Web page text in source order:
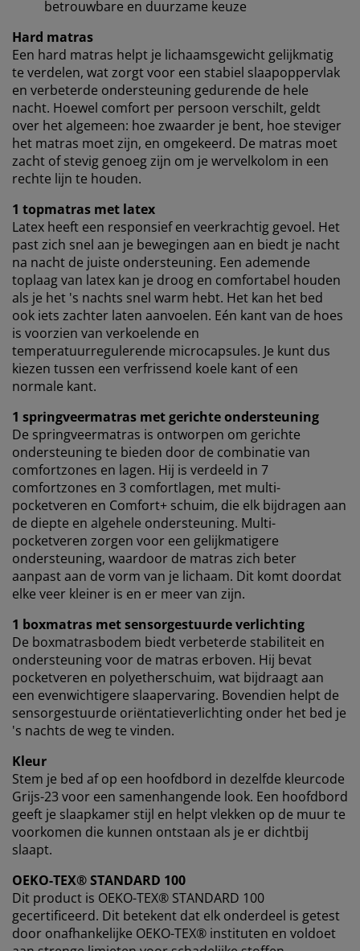
betrouwbare en duurzame keuze
Hard matras
Een hard matras helpt je ​​lichaamsgewicht gelijkmatig
te verdelen, wat zorgt voor een stabiel slaapoppervlak
en verbeterde ondersteuning gedurende de hele
nacht. Hoewel comfort per persoon verschilt, geldt
over het algemeen: hoe zwaarder je bent, hoe steviger
het matras moet zijn, en omgekeerd. De matras moet
zacht of stevig genoeg zijn om je wervelkolom in een
rechte lijn te houden.
1 topmatras met latex
Latex heeft een responsief en veerkrachtig gevoel. Het
past zich snel aan je bewegingen aan en biedt je nacht
na nacht de juiste ondersteuning. Een ademende
toplaag van latex kan je droog en comfortabel houden
als je het 's nachts snel warm hebt. Het kan het bed
ook iets zachter laten aanvoelen. Eén kant van de hoes
is voorzien van verkoelende en
temperatuurregulerende microcapsules. Je kunt dus
kiezen tussen een verfrissend koele kant of een
normale kant.
1 springveermatras met gerichte ondersteuning
De springveermatras is ontworpen om gerichte
ondersteuning te bieden door de combinatie van
comfortzones en lagen. Hij is verdeeld in 7
comfortzones en 3 comfortlagen, met multi-
pocketveren en Comfort+ schuim, die elk bijdragen aan
de diepte en algehele ondersteuning. Multi-
pocketveren zorgen voor een gelijkmatigere
ondersteuning, waardoor de matras zich beter
aanpast aan de vorm van je lichaam. Dit komt doordat
elke veer kleiner is en er meer van zijn.
1 boxmatras met sensorgestuurde verlichting
De boxmatrasbodem biedt verbeterde stabiliteit en
ondersteuning voor de matras erboven. Hij bevat
pocketveren en polyetherschuim, wat bijdraagt ​​aan
een evenwichtigere slaapervaring. Bovendien helpt de
sensorgestuurde oriëntatieverlichting onder het bed je
's nachts de weg te vinden.
Kleur
Stem je bed af op een hoofdbord in dezelfde kleurcode
Grijs-23 voor een samenhangende look. Een hoofdbord
geeft je slaapkamer stijl en helpt vlekken op de muur te
voorkomen die kunnen ontstaan ​​als je er dichtbij
slaapt.
OEKO-TEX® STANDARD 100
Dit product is OEKO-TEX® STANDARD 100
gecertificeerd. Dit betekent dat elk onderdeel is getest
door onafhankelijke OEKO-TEX® instituten en voldoet
browsergegevens met marketingpartners (zoals
Google, Meta en Tiktok) voor gepersonaliseerde en
vaste advertenties. Je kunt meer lezen over de
doeleinden via ''Aanpassen'' en je toestemming op elk
moment intrekken door op het cookie-icoontje te
klikken. Door op ''Alles accepteren'' te klikken, ga je
akkoord met alle drie de doeleinden. Lees meer over
onzeverzameling en verwerking van
persoonsgegevensen ons cookiebeleid